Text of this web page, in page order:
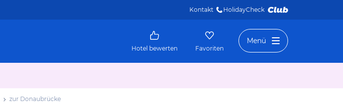
Kontakt HolidayCheck
Hotel bewerten Favoriten
Menü
zur Donaubrücke